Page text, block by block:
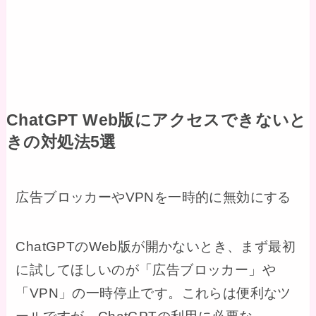
ChatGPT Web版にアクセスできないと
きの対処法5選
広告ブロッカーやVPNを一時的に無効にする
ChatGPTのWeb版が開かないとき、まず最初
に試してほしいのが「広告ブロッカー」や
「VPN」の一時停止です。これらは便利なツ